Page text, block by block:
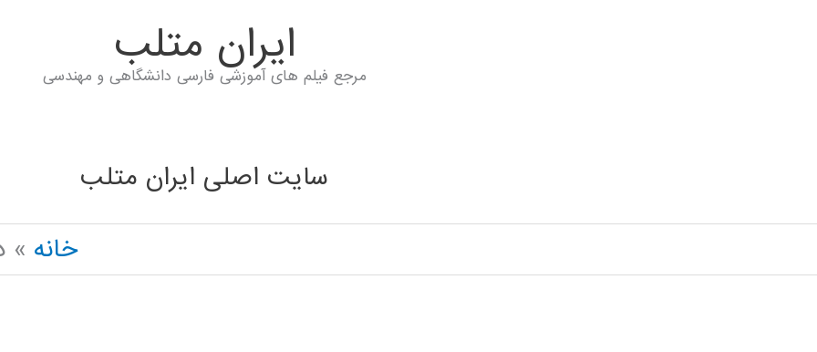
ايران متلب
مرجع فیلم های آموزشی فارسی دانشگاهی و مهندسی
سایت اصلی ایران متلب
خانه